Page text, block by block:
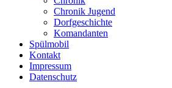
Chronik Jugend
Dorfgeschichte
Komandanten
Spülmobil
Kontakt
Impressum
Datenschutz